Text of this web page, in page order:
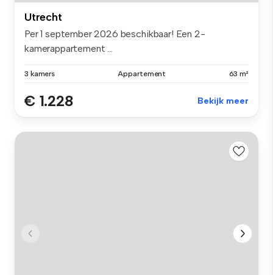
Utrecht
Per 1 september 2026 beschikbaar! Een 2-
kamerappartement ...
3 kamers Appartement 63 m²
€ 1.228 Bekijk meer